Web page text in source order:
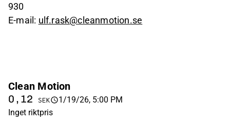
930
E-mail: ulf.rask@cleanmotion.se
Clean Motion
0,12 SEK
1/19/26, 5:00 PM
Inget riktpris